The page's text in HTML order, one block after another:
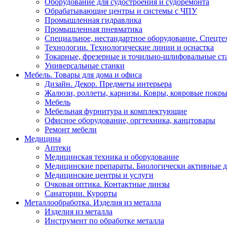
Оборудование для судостроения и судоремонта
Обрабатывающие центры и системы с ЧПУ
Промышленная гидравлика
Промышленная пневматика
Специальное, нестандартное оборудование.
Технологии. Технологические линии и оснастка
Токарные, фрезерные и точильно-шлифовальные
Универсальные станки
Мебель. Товары для дома и офиса
Дизайн. Декор. Предметы интерьера
Жалюзи, роллеты, карнизы. Ковры, ковровые
Мебель
Мебельная фурнитура и комплектующие
Офисное оборудование, оргтехника, канцтовары
Ремонт мебели
Медицина
Аптеки
Медицинская техника и оборудование
Медицинские препараты. Биологически активные
Медицинские центры и услуги
Очковая оптика. Контактные линзы
Санатории. Курорты
Металлообработка. Изделия из металла
Изделия из металла
Инструмент по обработке металла